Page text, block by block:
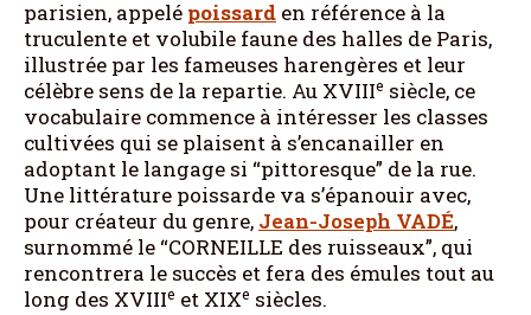
parisien, appelé poissard en référence à la
truculente et volubile faune des halles de Paris,
illustrée par les fameuses harengères et leur
célèbre sens de la repartie. Au XVIIIe siècle, ce
vocabulaire commence à intéresser les classes
cultivées qui se plaisent à s’encanailler en
adoptant le langage si “pittoresque” de la rue.
Une littérature poissarde va s’épanouir avec,
pour créateur du genre, Jean-Joseph VADÉ,
surnommé le “CORNEILLE des ruisseaux”, qui
rencontrera le succès et fera des émules tout au
long des XVIIIe et XIXe siècles.